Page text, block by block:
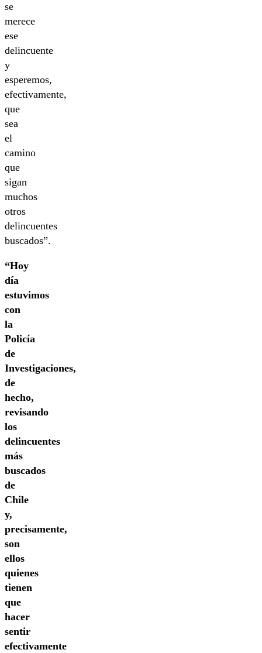
se
merece
ese
delincuente
y
esperemos,
efectivamente,
que
sea
el
camino
que
sigan
muchos
otros
delincuentes
buscados”.
“Hoy
día
estuvimos
con
la
Policía
de
Investigaciones,
de
hecho,
revisando
los
delincuentes
más
buscados
de
Chile
y,
precisamente,
son
ellos
quienes
tienen
que
hacer
sentir
efectivamente